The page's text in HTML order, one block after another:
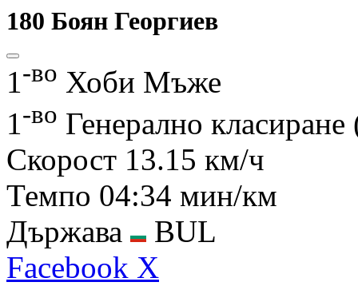
180 Боян Георгиев
1-во Хоби Мъже
1-во Генерално
Скорост 13.15 км/ч
Темпо 04:34 мин/км
Държава
BUL
Facebook X